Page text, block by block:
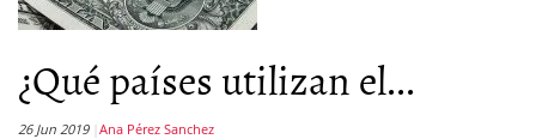
¿Qué países utilizan el...
26 Jun 2019 Ana Pérez Sanchez